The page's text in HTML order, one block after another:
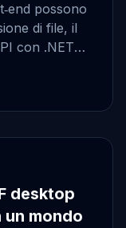
possono
di file, il
con .NET
desktop
mondo